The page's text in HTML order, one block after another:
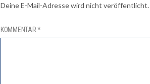
Deine E-Mail-Adresse wird nicht veröffentlicht.
KOMMENTAR*